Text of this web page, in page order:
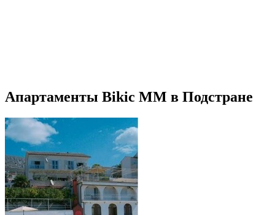
Апартаменты Bikic MM в Подстране